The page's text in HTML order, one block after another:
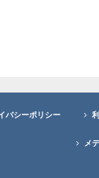
バシーポリシー
メ